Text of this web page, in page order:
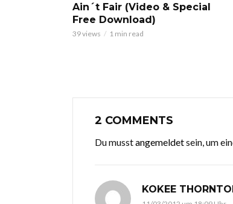
Ain´t Fair (Video & Special
Free Download)
39 views 1 min read
2 COMMENTS
Du musstangemeldetsein, um
KOKEE